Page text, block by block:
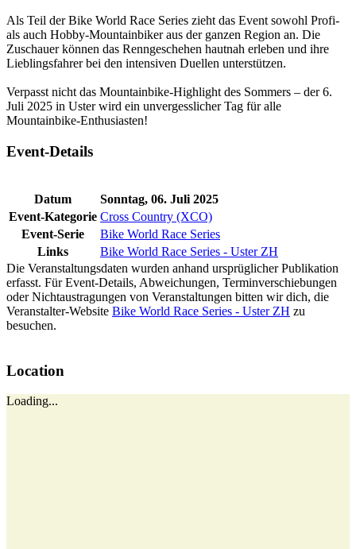
Als Teil der Bike World Race Series zieht das Event sowohl Profi-
als auch Hobby-Mountainbiker aus der ganzen Region an. Die
Zuschauer können das Renngeschehen hautnah erleben und ihre
Lieblingsfahrer bei den intensiven Duellen unterstützen.
Verpasst nicht das Mountainbike-Highlight des Sommers – der 6.
Juli 2025 in Uster wird ein unvergesslicher Tag für alle
Mountainbike-Enthusiasten!
Event-Details
Datum
Sonntag, 06. Juli 2025
Event-Kategorie Cross Country (XCO)
Event-Serie
Bike World Race Series
Links
Bike World Race Series - Uster ZH
Die Veranstaltungsdaten wurden anhand ursprüglicher Publikation
erfasst. Für Event-Details, Abweichungen, Terminverschiebungen
oder Nichtaustragungen von Veranstaltungen bitten wir dich, die
Veranstalter-Website Bike World Race Series - Uster ZH zu
besuchen.
Location
Loading...